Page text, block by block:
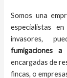
Somos una
especialistas
invasores,
fumigaciones a
encargadas de
fincas, o